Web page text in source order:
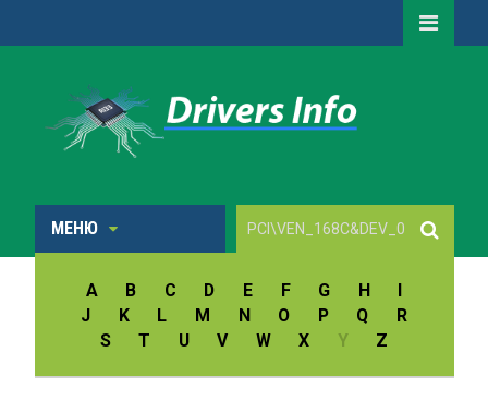
МЕНЮ
A B C D E F G H
I
J
K L M N O P Q
R
S
T U V W X Y Z